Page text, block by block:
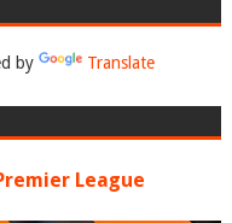
by Translate
League